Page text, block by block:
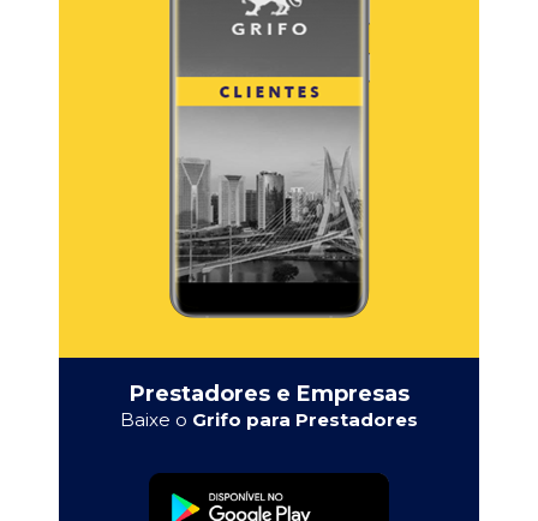
Prestadores e Empresas
Baixe o Grifo para Prestadores